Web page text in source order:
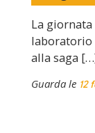
La
laboratorio
alla saga
Guarda le 12